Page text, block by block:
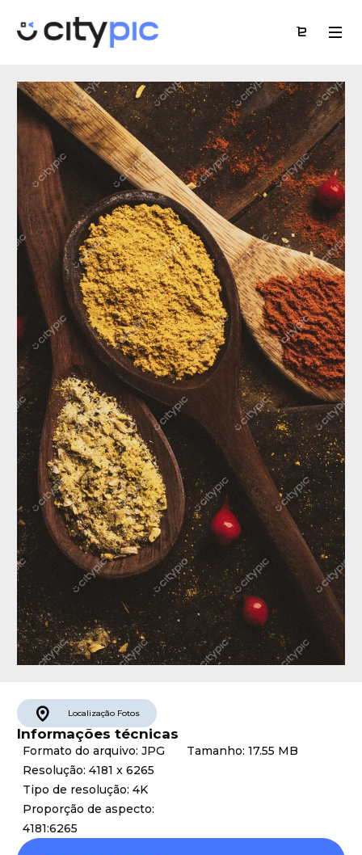
Localização Fotos
Informações técnicas
Formato do arquivo: JPG
Resolução: 4181 x 6265
Tipo de resolução: 4K
Proporção de aspecto:
4181:6265
Tamanho: 17.55 MB